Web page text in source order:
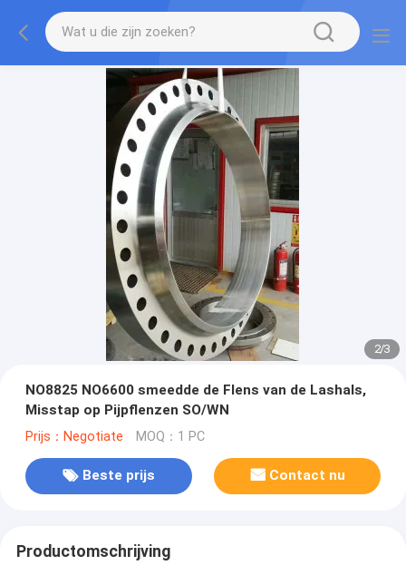
2/3
NO8825 NO6600 smeedde de Flens van de Lashals,
Misstap op Pijpflenzen SO/WN
Prijs：Negotiate MOQ：1 PC
Beste prijs Contact nu
Productomschrijving